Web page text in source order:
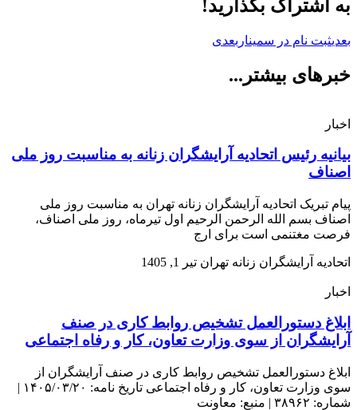
به اشتراک بگذارید!
بعدیثبت نام در سمینار بعدی
خبرهای بیشتر...
اخبار
بیانیه رئیس اتحادیه آرایشگران زنانه به مناسبت روز ملی
اصناف
پیام تبریک اتحادیه آرایشگران زنانه تهران به مناسبت روز ملی
اصناف بسم الله الرحمن الرحیم اول تیرماه، روز ملی اصناف،
فرصت مغتنمی است برای ارج
اتحادیه آرایشگران زنانه تهران تیر 1, 1405
اخبار
ابلاغ دستورالعمل تشخیص روابط کاری در صنف
آرایشگران از سوی وزارت تعاون، کار و رفاه اجتماعی
ابلاغ دستورالعمل تشخیص روابط کاری در صنف آرایشگران از
سوی وزارت تعاون، کار و رفاه اجتماعی تاریخ نامه: ۱۴۰۵/۰۳/۲۰ |
شماره: ۳۸۹۶۲ | منبع: معاونت